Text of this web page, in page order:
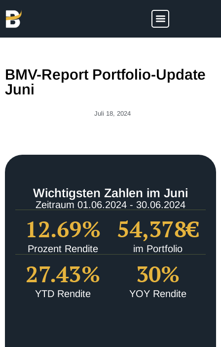
BMV-Report Portfolio-Update
Juni
Juli 18, 2024
Wichtigsten Zahlen im Juni
Zeitraum 01.06.2024 - 30.06.2024
Prozent Rendite
12.69%
im Portfolio
54,378€
YTD Rendite
27.43%
YOY Rendite
30%